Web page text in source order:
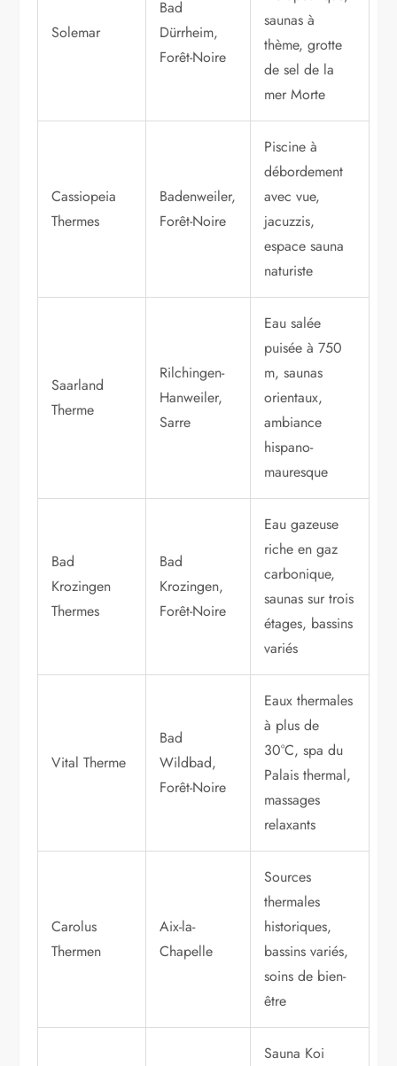
Solemar
Bad
Dürrheim,
Forêt-Noire
saunas à
thème, grotte
de sel de la
mer Morte
Cassiopeia
Thermes
Badenweiler,
Forêt-Noire
Piscine à
débordement
avec vue,
jacuzzis,
espace sauna
naturiste
Saarland
Therme
Rilchingen-
Hanweiler,
Sarre
Eau salée
puisée à 750
m, saunas
orientaux,
ambiance
hispano-
mauresque
Bad
Krozingen
Thermes
Bad
Krozingen,
Forêt-Noire
Eau gazeuse
riche en gaz
carbonique,
saunas sur trois
étages, bassins
variés
Vital Therme
Bad
Wildbad,
Forêt-Noire
Eaux thermales
à plus de
30°C, spa du
Palais thermal,
massages
relaxants
Carolus
Thermen
Aix-la-
Chapelle
Sources
thermales
historiques,
bassins variés,
soins de bien-
être
Sauna Koi